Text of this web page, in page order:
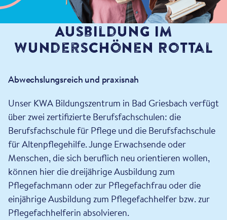
Ausbildung im
wunderschönen Rottal
Abwechslungsreich und praxisnah
Unser KWA Bildungszentrum in Bad Griesbach verfügt
über zwei zertifizierte Berufsfachschulen: die
Berufsfachschule für Pflege und die Berufsfachschule
für Altenpflegehilfe. Junge Erwachsende oder
Menschen, die sich beruflich neu orientieren wollen,
können hier die dreijährige Ausbildung zum
Pflegefachmann oder zur Pflegefachfrau oder die
einjährige Ausbildung zum Pflegefachhelfer bzw. zur
Pflegefachhelferin absolvieren.